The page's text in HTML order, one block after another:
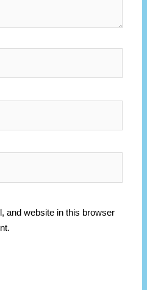
and website in this browser